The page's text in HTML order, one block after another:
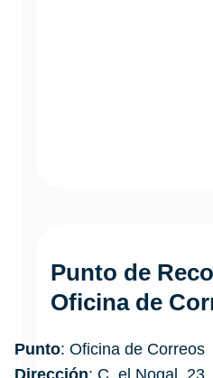
Punto de
Oficina de
Punto: Oficina de Correos